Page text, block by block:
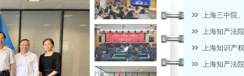
上海三中院
上海知产法
上海知识产
上海知产法